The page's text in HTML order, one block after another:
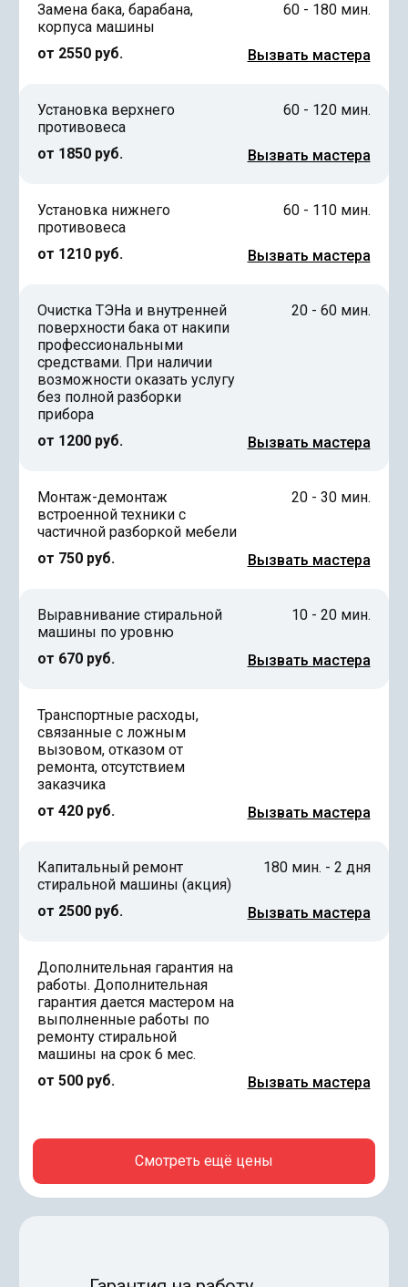
Замена бака, барабана,
корпуса машины
от 2550 руб.
60 - 180 мин.
Вызвать мастера
Установка верхнего
противовеса
от 1850 руб.
60 - 120 мин.
Вызвать мастера
Установка нижнего
противовеса
от 1210 руб.
60 - 110 мин.
Вызвать мастера
Очистка ТЭНа и внутренней
поверхности бака от накипи
профессиональными
средствами. При наличии
возможности оказать услугу
без полной разборки
прибора
от 1200 руб.
20 - 60 мин.
Вызвать мастера
Монтаж-демонтаж
встроенной техники с
частичной разборкой мебели
от 750 руб.
20 - 30 мин.
Вызвать мастера
Выравнивание стиральной
машины по уровню
от 670 руб.
10 - 20 мин.
Вызвать мастера
Транспортные расходы,
связанные с ложным
вызовом, отказом от
ремонта, отсутствием
заказчика
от 420 руб.
Вызвать мастера
Капитальный ремонт
стиральной машины (акция)
от 2500 руб.
180 мин. - 2 дня
Вызвать мастера
Дополнительная гарантия на
работы. Дополнительная
гарантия дается мастером на
выполненные работы по
ремонту стиральной
машины на срок 6 мес.
от 500 руб.
Вызвать мастера
Смотреть ещё цены